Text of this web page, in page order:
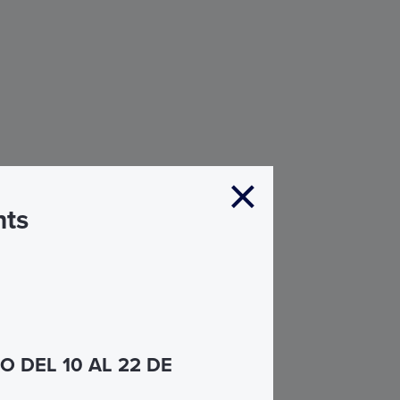
DEL 10 AL 22 DE